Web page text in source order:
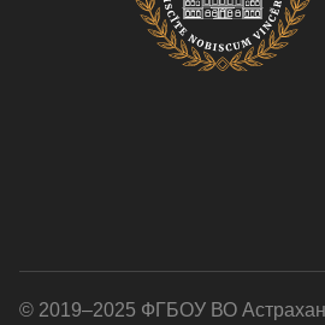
© 2019–2025 ФГБОУ ВО